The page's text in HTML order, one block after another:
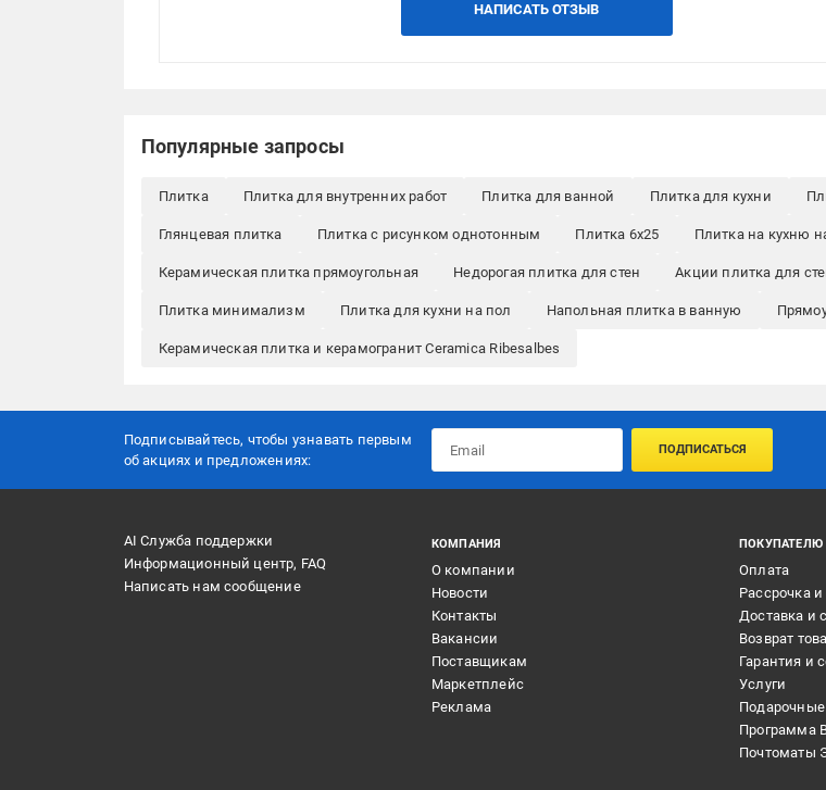
НАПИСАТЬ ОТЗЫВ
Популярные запросы
Плитка Плитка для внутренних работ Плитка для ванной Плитка для кухни
Глянцевая плитка Плитка с рисунком однотонным Плитка 6x25 Плитка на кухню
Керамическая плитка прямоугольная Недорогая плитка для стен Акции плитка для
Плитка минимализм Плитка для кухни на пол Напольная плитка в ванную
Керамическая плитка и керамогранит Ceramica Ribesalbes
Подписывайтесь, чтобы узнавать первым
об акцияx и предложениях:
ПОДПИСАТЬСЯ
AI Служба поддержки
Информационный центр, FAQ
Написать нам сообщение
КОМПАНИЯ
О компании
Новости
Контакты
Вакансии
Поставщикам
Маркетплейс
Реклама
ПОКУПАТЕЛЮ
Оплата
Рассрочка
Доставка и
Возврат
Гарантия и
Услуги
Программа
Почтоматы